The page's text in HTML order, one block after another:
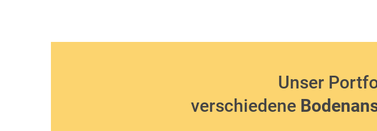
Unser
verschiedene